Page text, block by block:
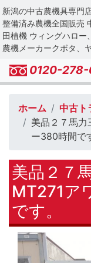
新潟の中古農機具専門
整備済み農機全国販売
田植機 ウィングハロー
農機メーカークボタ、
0120-
ホーム 中古ト
美品２７馬力
ー380時間で
美品２７
MT271ア
です。